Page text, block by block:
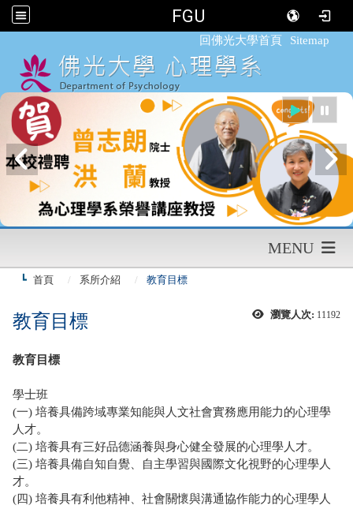
FGU
回佛光大學首頁 Sitemap
MENU
首頁 系所介紹 教育目標
瀏覽人次: 11192
教育目標
教育目標
學士班
(一) 培養具備跨域專業知能與人文社會實務應用能力的心理學
人才。
(二) 培養具有三好品德涵養與身心健全發展的心理學人才。
(三) 培養具備自知自覺、自主學習與國際文化視野的心理學人
才。
(四) 培養具有利他精神、社會關懷與溝通協作能力的心理學人